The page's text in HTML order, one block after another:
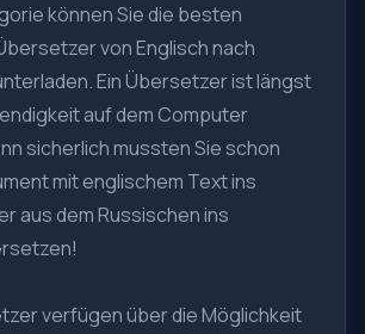
können Sie die besten
von Englisch nach
Ein Übersetzer ist längst
auf dem Computer
sicherlich mussten Sie schon
mit englischem Text ins
aus dem Russischen ins
verfügen über die Möglichkeit